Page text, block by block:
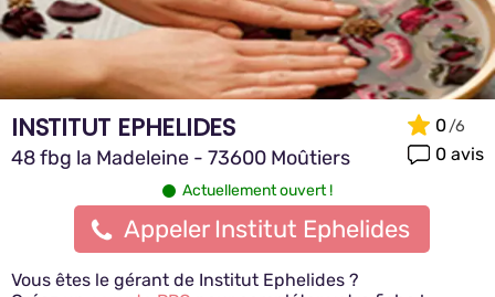
INSTITUT EPHELIDES
48 fbg la Madeleine - 73600 Moûtiers
0
0 avis
Actuellement ouvert !
Appeler Institut Ephelides
Vous êtes le gérant de Institut Ephelides ?